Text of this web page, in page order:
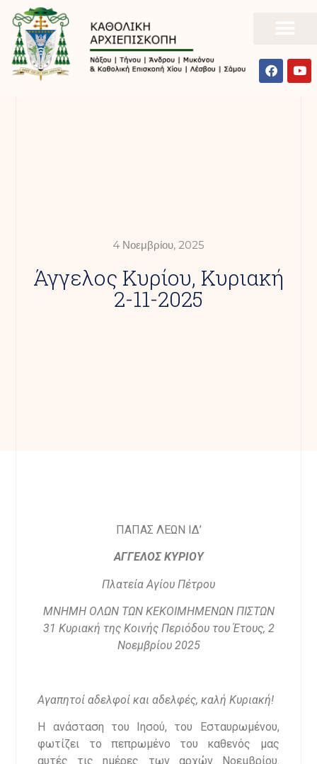
4 Νοεμβρίου, 2025
Άγγελος Κυρίου, Κυριακή
2-11-2025
ΠΑΠΑΣ ΛΕΩΝ ΙΔ’
ΑΓΓΕΛΟΣ ΚΥΡΙΟΥ
Πλατεία Αγίου Πέτρου
ΜΝΗΜΗ ΟΛΩΝ ΤΩΝ ΚΕΚΟΙΜΗΜΕΝΩΝ ΠΙΣΤΩΝ
31 Κυριακή της Κοινής Περιόδου του Έτους, 2
Νοεμβρίου 2025
Αγαπητοί αδελφοί και αδελφές, καλή Κυριακή!
Η ανάσταση του Ιησού, του Εσταυρωμένου,
φωτίζει το πεπρωμένο του καθενός μας
αυτές τις ημέρες των αρχών Νοεμβρίου.